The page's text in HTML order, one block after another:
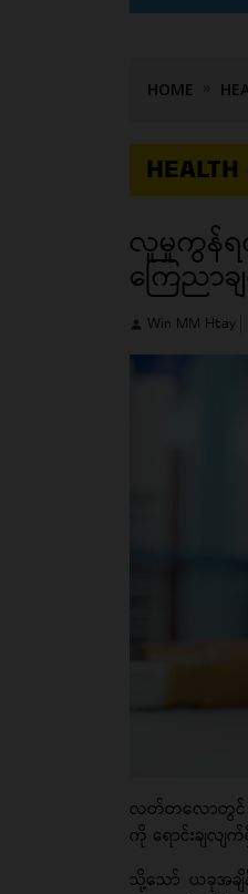
HOME
လူမှုကွန်ရ
ကြေညာ
Win MM Htay
လတ်တလောတွင် လူမှု
ကို ရောင်းချလျ
သို့သော် ယခုအချိ